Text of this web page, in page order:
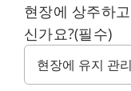
현장에 상주하
신가요?(필수)